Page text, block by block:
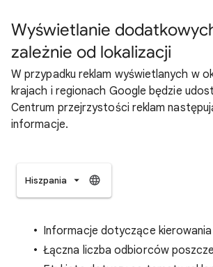
Wyświetlanie
zależnie od lokalizacji
W przypadku reklam wyświetlanych w
krajach i regionach Google będzie
Centrum przejrzystości reklam
informacje.
Hiszpania
Informacje dotyczące kierowania
Łączna liczba odbiorców